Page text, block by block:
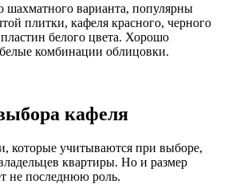
шахматного варианта, популярны
плитки, кафеля красного, черного
белого цвета. Хорошо
комбинации облицовки.
кафеля
которые учитываются при выборе,
квартиры. Но и размер
не последнюю роль.